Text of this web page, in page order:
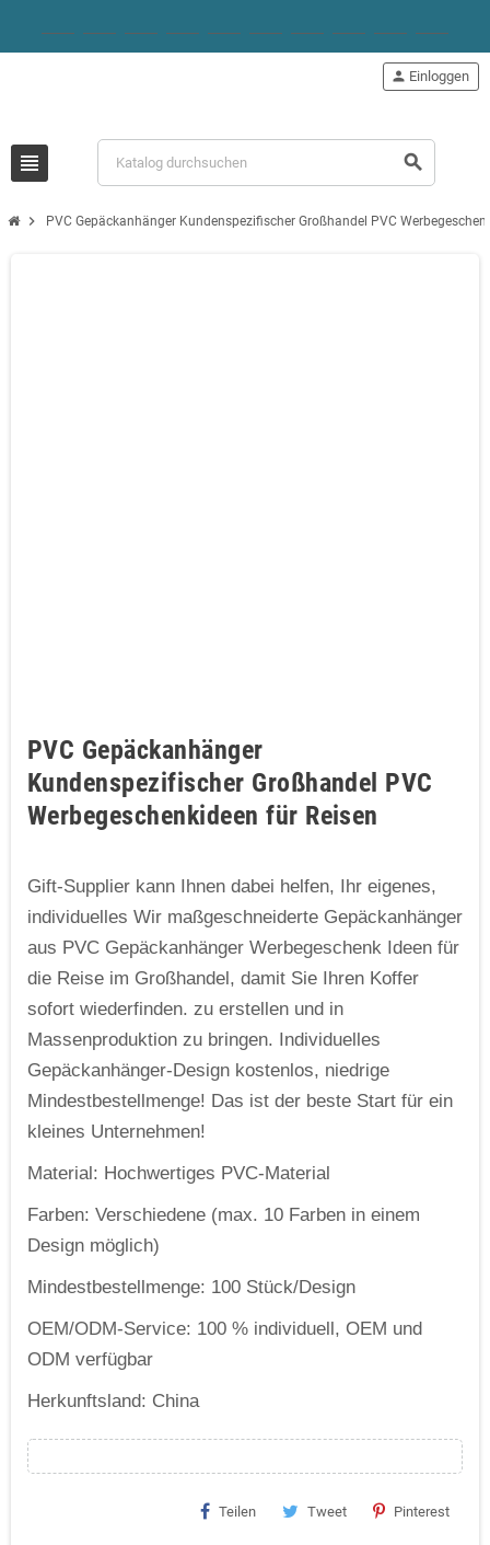
view_headline search
person Einloggen
chevron_right PVC Gepäckanhänger Kundenspezifischer Großhandel PVC
PVC Gepäckanhänger
Kundenspezifischer Großhandel PVC
Werbegeschenkideen für Reisen
Gift-Supplier kann Ihnen dabei helfen, Ihr eigenes,
individuelles Wir maßgeschneiderte Gepäckanhänger
aus PVC Gepäckanhänger Werbegeschenk Ideen für
die Reise im Großhandel, damit Sie Ihren Koffer
sofort wiederfinden. zu erstellen und in
Massenproduktion zu bringen. Individuelles
Gepäckanhänger-Design kostenlos, niedrige
Mindestbestellmenge! Das ist der beste Start für ein
kleines Unternehmen!
Material: Hochwertiges PVC-Material
Farben: Verschiedene (max. 10 Farben in einem
Design möglich)
Mindestbestellmenge: 100 Stück/Design
OEM/ODM-Service: 100 % individuell, OEM und
ODM verfügbar
Herkunftsland: China
Teilen Tweet Pinterest